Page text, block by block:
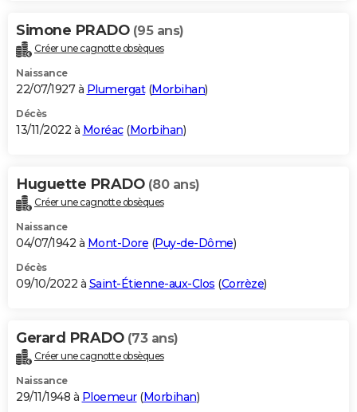
Simone PRADO (95 ans)
Créer une cagnotte obsèques
Naissance
22/07/1927 à Plumergat(Morbihan)
Décès
13/11/2022 à Moréac(Morbihan)
Huguette PRADO (80 ans)
Créer une cagnotte obsèques
Naissance
04/07/1942 à Mont-Dore (Puy-de-Dôme)
Décès
09/10/2022 à Saint-Étienne-aux-Clos (Corrèze)
Gerard PRADO (73 ans)
Créer une cagnotte obsèques
Naissance
29/11/1948 à Ploemeur(Morbihan)